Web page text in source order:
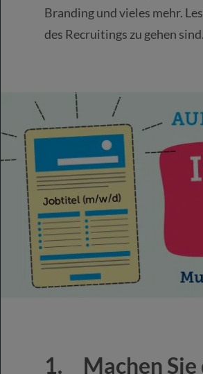
Branding und vieles mehr.
des Recruitings zu gehen sind.
1. Machen Sie